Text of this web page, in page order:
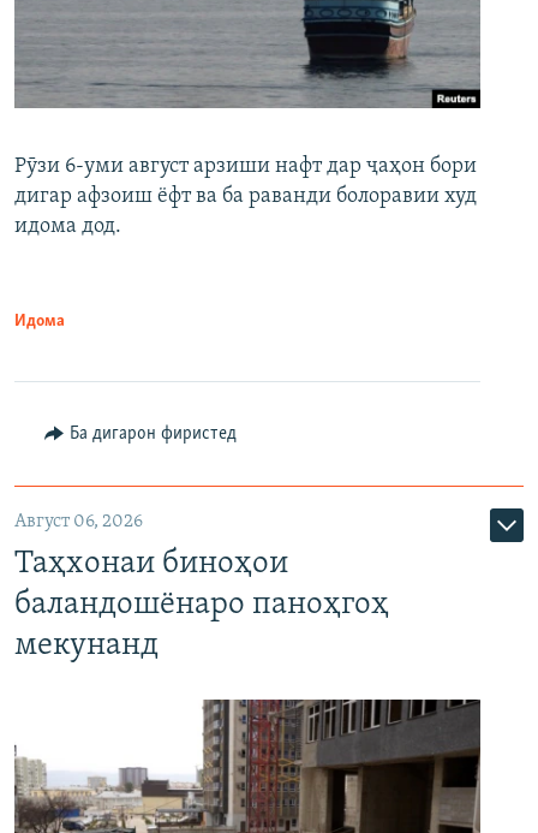
Рӯзи 6-уми август арзиши нафт дар ҷаҳон бори
дигар афзоиш ёфт ва ба раванди болоравии худ
идома дод.
Идома
Ба дигарон фиристед
Август 06, 2026
Таҳхонаи биноҳои
баландошёнаро паноҳгоҳ
мекунанд